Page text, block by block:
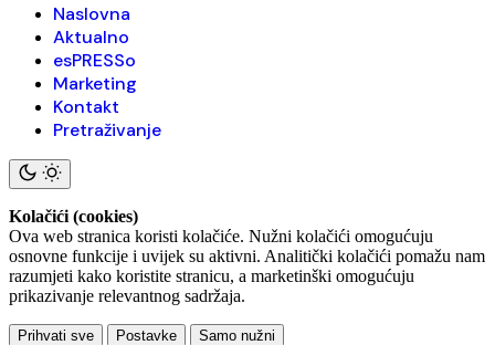
Naslovna
Aktualno
esPRESSo
Marketing
Kontakt
Pretraživanje
Kolačići (cookies)
Ova web stranica koristi kolačiće. Nužni kolačići omogućuju
osnovne funkcije i uvijek su aktivni. Analitički kolačići pomažu nam
razumjeti kako koristite stranicu, a marketinški omogućuju
prikazivanje relevantnog sadržaja.
Prihvati sve Postavke Samo nužni